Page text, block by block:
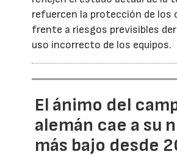
refuercen la protección de los
frente a riesgos previsibles
uso incorrecto de los equipos.
El ánimo del
alemán cae a su
más bajo desde